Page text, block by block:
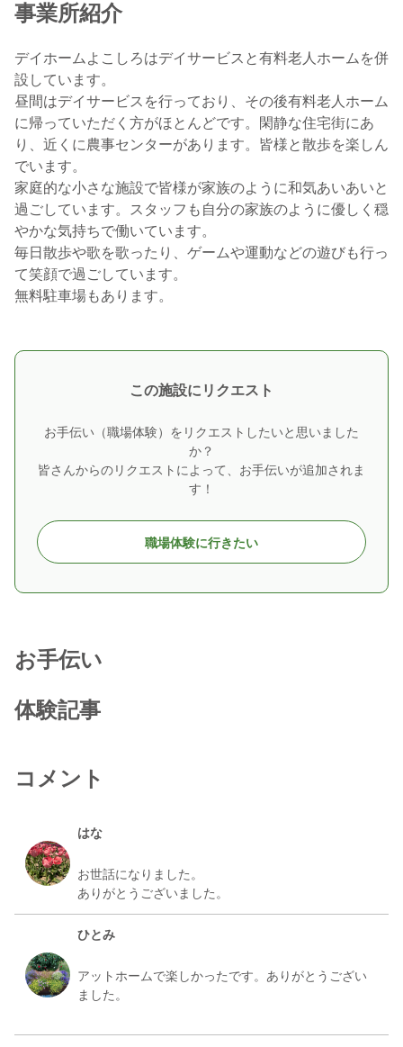
事業所紹介
デイホームよこしろはデイサービスと有料老人ホームを併
設しています。
昼間はデイサービスを行っており、その後有料老人ホーム
に帰っていただく方がほとんどです。閑静な住宅街にあ
り、近くに農事センターがあります。皆様と散歩を楽しん
でいます。
家庭的な小さな施設で皆様が家族のように和気あいあいと
過ごしています。スタッフも自分の家族のように優しく穏
やかな気持ちで働いています。
毎日散歩や歌を歌ったり、ゲームや運動などの遊びも行っ
て笑顔で過ごしています。
無料駐車場もあります。
この施設にリクエスト
お手伝い（職場体験）をリクエストしたいと思いました
か？
皆さんからのリクエストによって、お手伝いが追加されま
す！
職場体験に行きたい
お手伝い
体験記事
コメント
はな
お世話になりました。
ひとみ
アットホームで楽しかったです。ありがとうござい
ました。